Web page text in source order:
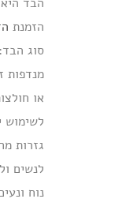
הזמנת
סוג
מנדפות
או
לשימוש
גזרות
לנשים
נוח